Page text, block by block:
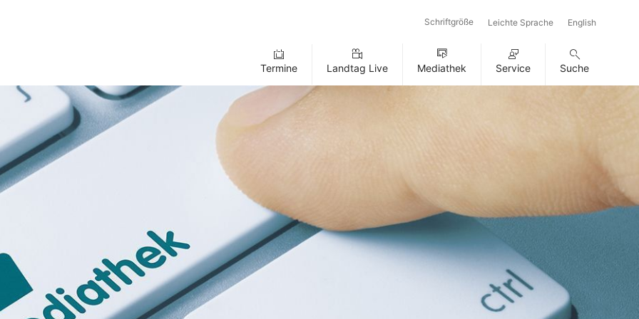
Schriftgröße Leichte Sprache English
Termine Landtag Live Mediathek Service Suche